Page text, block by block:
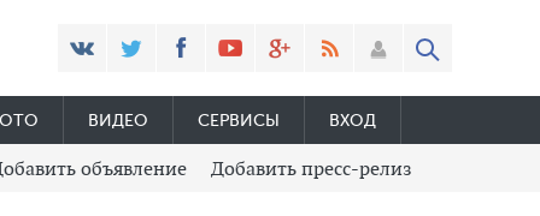
ВИДЕО СЕРВИСЫ ВХОД
объявление Добавить пресс-релиз